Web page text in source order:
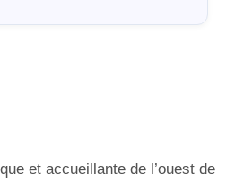
et accueillante de l’ouest de